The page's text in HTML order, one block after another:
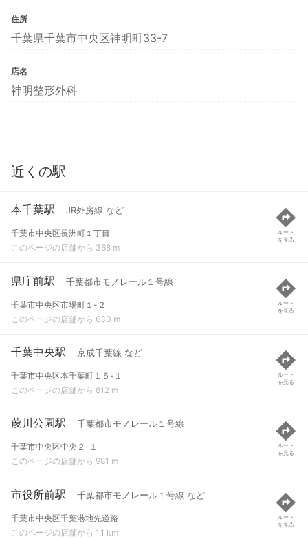
住所
千葉県千葉市中央区神明町33-7
店名
神明整形外科
近くの駅
本千葉駅 JR外房線 など
千葉市中央区長洲町１丁目
このページの店舗から 368 m
ルート
を見る
県庁前駅 千葉都市モノレール１号線
千葉市中央区市場町１-２
このページの店舗から 630 m
ルート
を見る
千葉中央駅 京成千葉線 など
千葉市中央区本千葉町１５-１
このページの店舗から 812 m
ルート
を見る
葭川公園駅 千葉都市モノレール１号線
千葉市中央区中央２-１
このページの店舗から 981 m
ルート
を見る
市役所前駅 千葉都市モノレール１号線 など
千葉市中央区千葉港地先道路
このページの店舗から 1.1 km
ルート
を見る